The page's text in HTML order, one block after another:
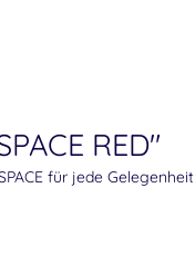
RED"
für jede Gelegenheit​